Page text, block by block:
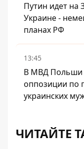
Путин идет на
Украине -
планах РФ
13:45
В МВД Польши
оппозиции по
украинских
ЧИТАЙТЕ